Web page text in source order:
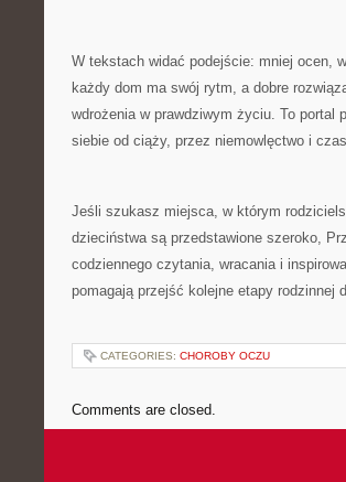
W tekstach widać podejście: mniej ocen,
każdy dom ma swój rytm, a dobre
wdrożenia w prawdziwym życiu. To portal
siebie od ciąży, przez niemowlęctwo i
Jeśli szukasz miejsca, w którym
dzieciństwa są przedstawione szeroko,
codziennego czytania, wracania i
pomagają przejść kolejne etapy rodzinnej
CATEGORIES: CHOROBY OCZU
Comments are closed.